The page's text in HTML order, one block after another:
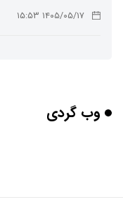
استفاده کردند
۱۴۰۵/۰۵/۱۷ ۱۵:۵۳
مریخ‌نورد ناسا به ماه
وب گردی